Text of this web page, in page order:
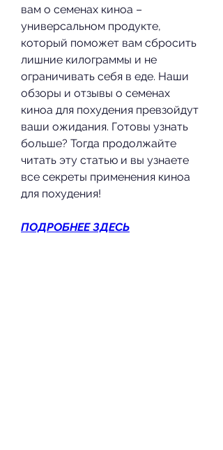
вам о семенах киноа –
универсальном продукте,
который поможет вам сбросить
лишние килограммы и не
ограничивать себя в еде. Наши
обзоры и отзывы о семенах
киноа для похудения превзойдут
ваши ожидания. Готовы узнать
больше? Тогда продолжайте
читать эту статью и вы узнаете
все секреты применения киноа
для похудения!
ПОДРОБНЕЕ ЗДЕСЬ